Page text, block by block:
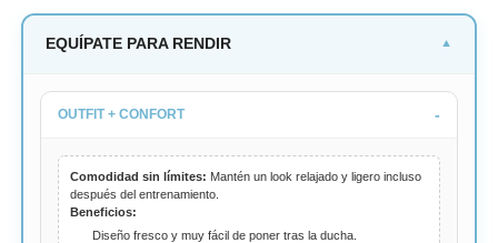
EQUÍPATE PARA RENDIR ▼
OUTFIT + CONFORT
Comodidad sin límites: Mantén un look relajado y ligero incluso
después del entrenamiento.
Beneficios:
Diseño fresco y muy fácil de poner tras la ducha.